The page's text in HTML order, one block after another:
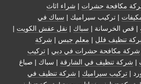
مكافحة حشرات | شراء اثاث
| تركيب سيراميك | سباك في
| قص الخرسانة | سباك | نقل عفش الكويت |
تنظيف فلل | معلم جبس | شركة
شركة مكافحة حشرات في دبي | تركيب
| شركة تنظيف في الشارقة | سباك | صباغ
| تركيب سيراميك | شركة تنظيف في